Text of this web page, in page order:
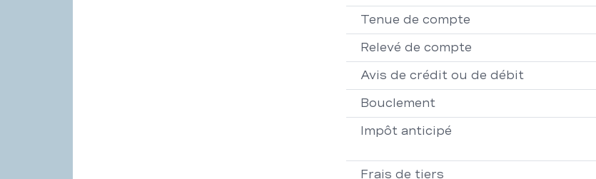
Tenue de compte
Relevé de compte
Avis de crédit ou de débit
Bouclement
Impôt anticipé
Frais de tiers